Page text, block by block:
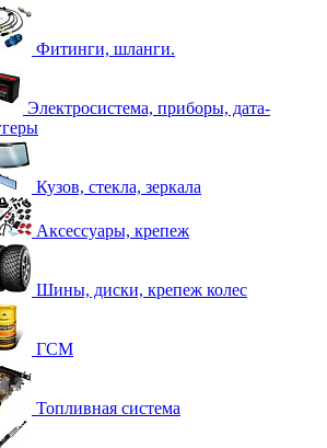
Фитинги, шланги.
Электросистема, приборы, дата-
Кузов, стекла, зеркала
Аксессуары, крепеж
Шины, диски, крепеж колес
ГСМ
Топливная система